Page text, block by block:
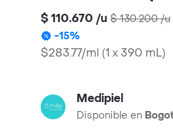
$ 110.670 /u $ 130.200/u
-15%
$283.77/ml (1 x 390 mL)
Medipiel
Disponible en